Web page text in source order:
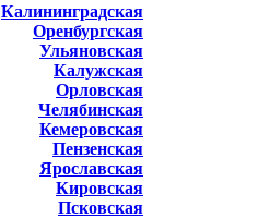
Калининградская
Оренбургская
Ульяновская
Калужская
Орловская
Челябинская
Кемеровская
Пензенская
Ярославская
Кировская
Псковская